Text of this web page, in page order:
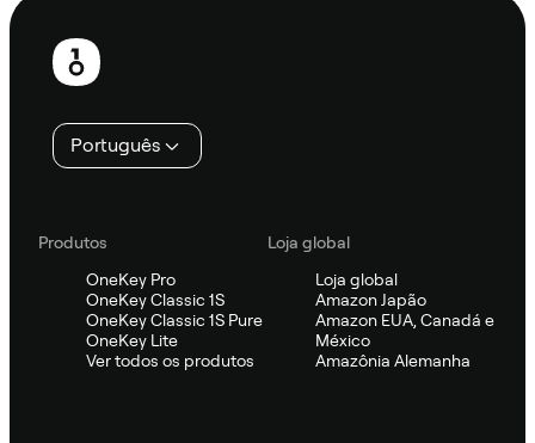
Rodapé
Português
Produtos
OneKey Pro
OneKey Classic 1S
OneKey Classic 1S Pure
OneKey Lite
Ver todos os produtos
Loja global
Loja global
Amazon Japão
Amazon EUA, Canadá e
México
Amazônia Alemanha